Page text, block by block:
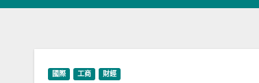
國際 工商 財經